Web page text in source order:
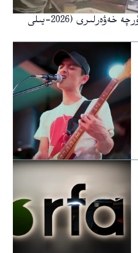
ئەركىن ئاسىيا رادىيوسى ئۇيغۇرچە خەۋەرلىرى (2026-يىلى